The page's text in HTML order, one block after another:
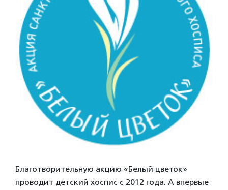
Благотворительную акцию «Белый цветок»
проводит детский хоспис с 2012 года. А впервые